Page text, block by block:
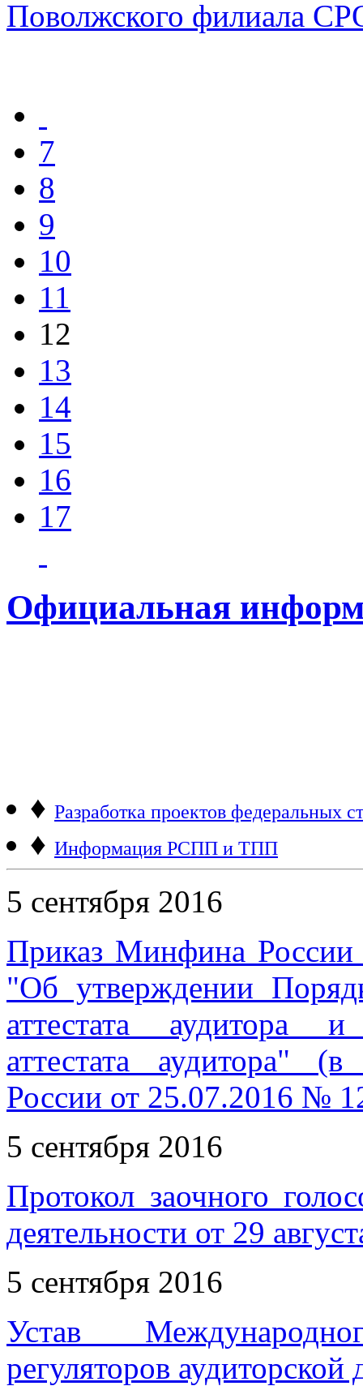
Поволжского филиала
7
8
9
10
11
12
13
14
15
16
17
Официальная
♦ Разработка проектов федеральных
♦ Информация РСПП и ТПП
5 сентября 2016
Приказ Минфина
"Об утверждении
аттестата аудитора
аттестата аудитора"
России от 25.07.2016 №
5 сентября 2016
Протокол заочного
деятельности от 29
5 сентября 2016
Устав
регуляторов аудиторской